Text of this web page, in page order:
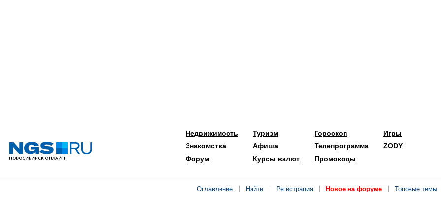
Недвижимость
Знакомства
Форум
Туризм
Афиша
Курсы валют
Гороскоп
Телепрограмма
Промокоды
Игры
ZODY
Оглавление Найти Регистрация Новое на форуме Топовые темы